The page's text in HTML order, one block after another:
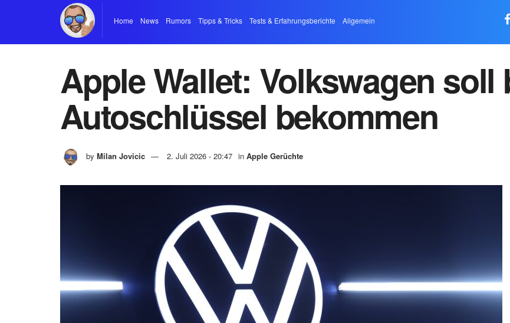
Home News Rumors Tipps & Tricks Tests & Erfahrungsberichte Allgemein
Apple Wallet: Volkswagen soll
Autoschlüssel bekommen
by Milan Jovicic 2. Juli 2026 - 20:47 in Apple Gerüchte